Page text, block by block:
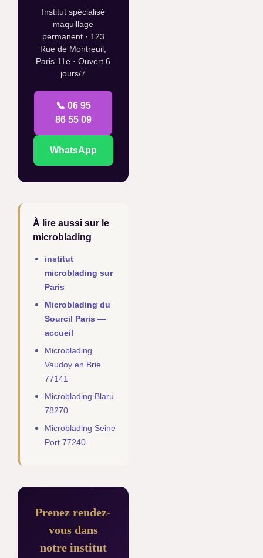
Institut spécialisé
maquillage
permanent · 123
Rue de Montreuil,
Paris 11e · Ouvert 6
jours/7
📞 06 95
86 55 09
WhatsApp
À lire aussi sur le
microblading
institut
microblading sur
Paris
Microblading du
Sourcil Paris —
accueil
Microblading
Vaudoy en Brie
77141
Microblading Blaru
78270
Microblading Seine
Port 77240
Prenez rendez-
vous dans
notre institut